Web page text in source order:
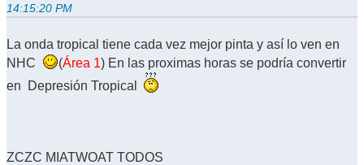
14:15:20 PM
La onda tropical tiene cada vez mejor pinta y así lo ven en
NHC
(Área 1) En las proximas horas se podría convertir
en Depresión Tropical
ZCZC MIATWOAT TODOS